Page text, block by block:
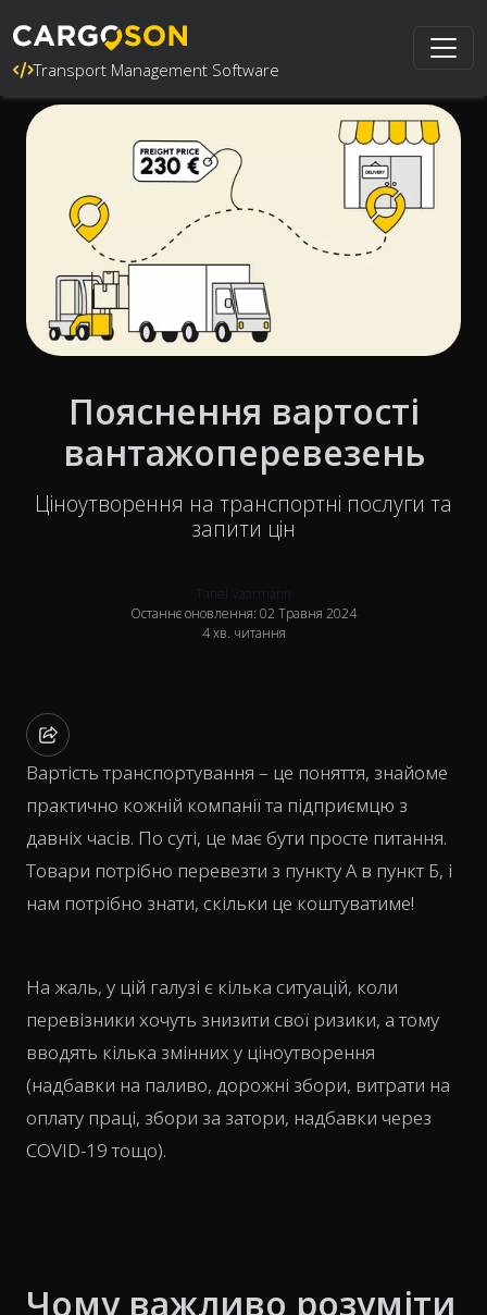
Transport Management Software
Пояснення вартості
вантажоперевезень
Ціноутворення на транспортні послуги та
запити цін
Tanel Vaarmann
Останнє оновлення: 02 Травня 2024
4 хв. читання
Вартість транспортування – це поняття, знайоме
практично кожній компанії та підприємцю з
давніх часів. По суті, це має бути просте питання.
Товари потрібно перевезти з пункту А в пункт Б, і
нам потрібно знати, скільки це коштуватиме!
На жаль, у цій галузі є кілька ситуацій, коли
перевізники хочуть знизити свої ризики, а тому
вводять кілька змінних у ціноутворення
(надбавки на паливо, дорожні збори, витрати на
оплату праці, збори за затори, надбавки через
COVID-19 тощо).
Чому важливо розуміти